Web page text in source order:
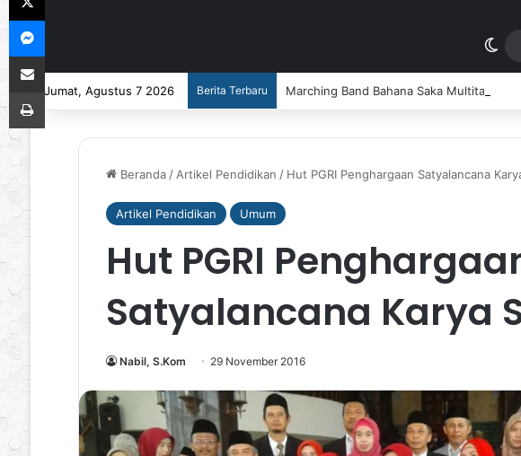
Jumat, Agustus 7 2026 Berita Terbaru Marching Band Bahana Saka Multitalent
Beranda / Artikel Pendidikan / Hut PGRI Penghargaan Satyalancana
Artikel Pendidikan Umum
Hut PGRI
Satyalancana Karya
Nabil, S.Kom 29 November 2016
Messenger
Bagikan via Email
Print